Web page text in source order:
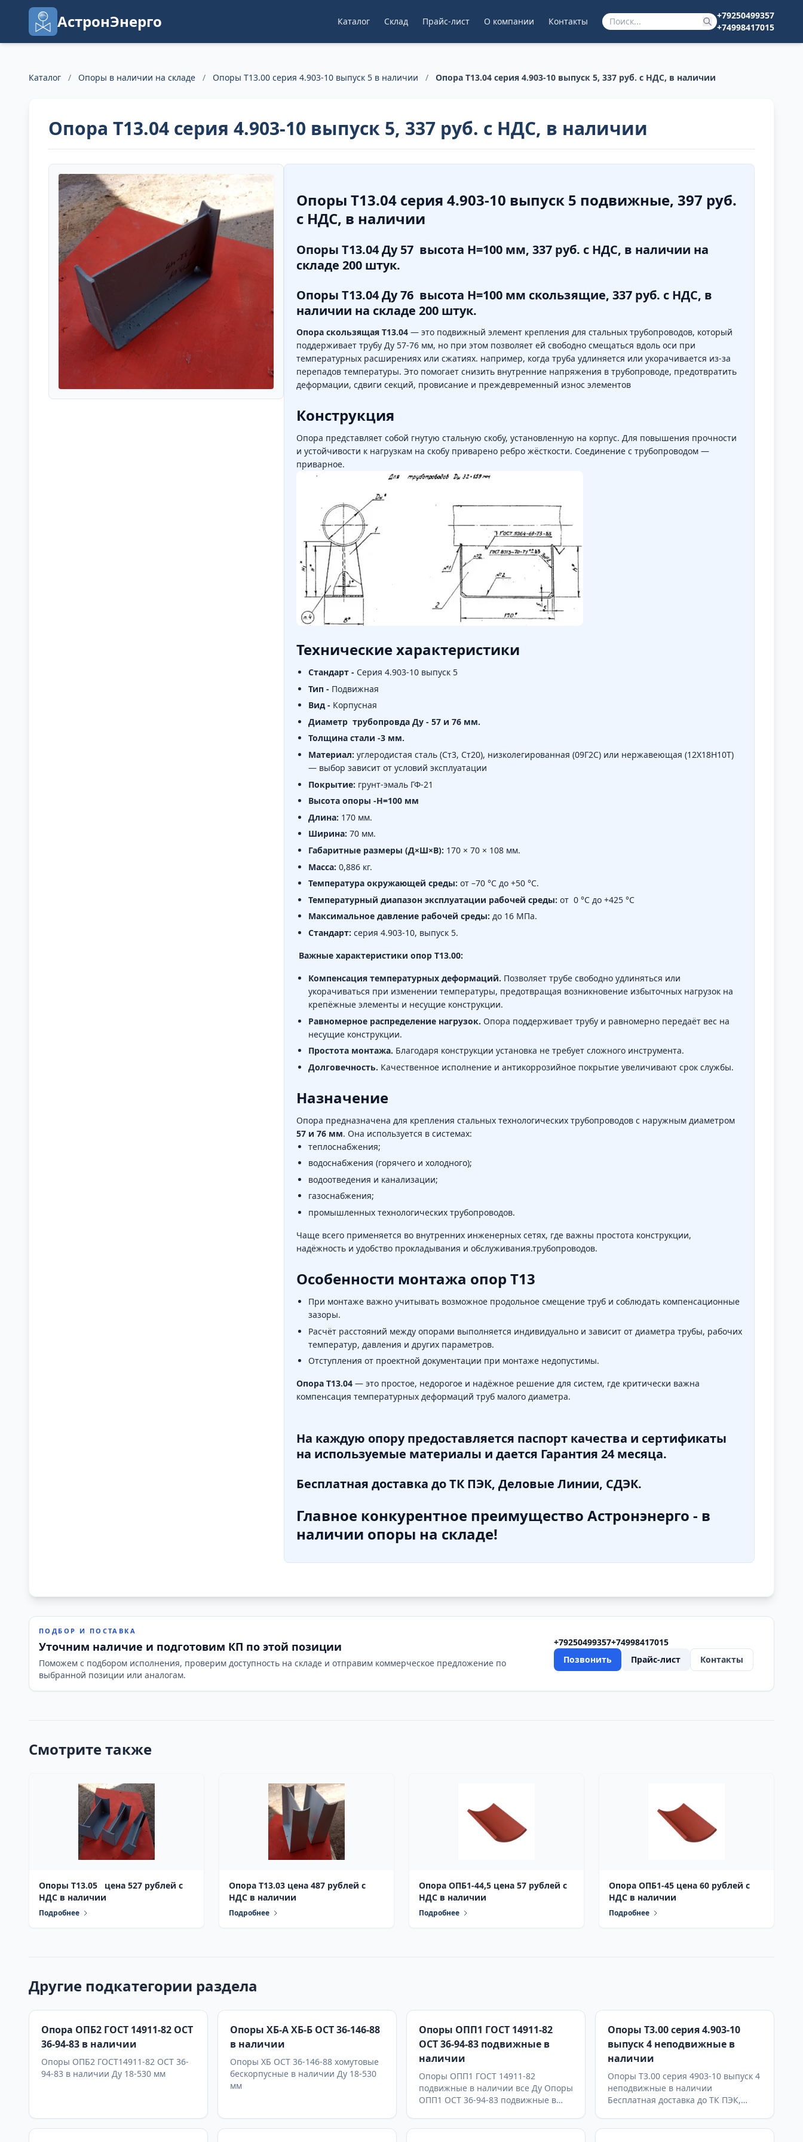
АстронЭнерго Каталог Склад Прайс-лист О компании Контакты
+79250499357
+74998417015
Каталог / Опоры в наличии на складе / Опоры Т13.00 серия 4.903-10 выпуск 5 в наличии / Опора Т13.04 серия 4.903-10 выпуск 5, 337 руб. с НДС, в наличии
Опора Т13.04 серия 4.903-10 выпуск 5, 337 руб. с НДС, в наличии
Опоры Т13.04 серия 4.903-10 выпуск 5 подвижные, 397 руб.
с НДС, в наличии
Опоры Т13.04 Ду 57 высота Н=100 мм, 337 руб. с НДС, в наличии на
складе 200 штук.
Опоры Т13.04 Ду 76 высота Н=100 мм скользящие, 337 руб. с НДС, в
наличии на складе 200 штук.
Опора скользящая Т13.04 — это подвижный элемент крепления для стальных трубопроводов, который
поддерживает трубу Ду 57-76 мм, но при этом позволяет ей свободно смещаться вдоль оси при
температурных расширениях или сжатиях. например, когда труба удлиняется или укорачивается из-за
перепадов температуры. Это помогает снизить внутренние напряжения в трубопроводе, предотвратить
деформации, сдвиги секций, провисание и преждевременный износ элементов
Конструкция
Опора представляет собой гнутую стальную скобу, установленную на корпус. Для повышения прочности
и устойчивости к нагрузкам на скобу приварено ребро жёсткости. Соединение с трубопроводом —
приварное.
Технические характеристики
Стандарт - Серия 4.903-10 выпуск 5
Тип - Подвижная
Вид - Корпусная
Диаметр трубопровда Ду - 57 и 76 мм.
Толщина стали -3 мм.
Материал: углеродистая сталь (Ст3, Ст20), низколегированная (09Г2С) или нержавеющая (12Х18Н10Т)
— выбор зависит от условий эксплуатации
Покрытие: грунт-эмаль ГФ-21
Высота опоры -Н=100 мм
Длина: 170 мм.
Ширина: 70 мм.
Габаритные размеры (Д×Ш×В): 170 × 70 × 108 мм.
Масса: 0,886 кг.
Температура окружающей среды: от –70 °C до +50 °C.
Температурный диапазон эксплуатации рабочей среды: от 0 °C до +425 °C
Максимальное давление рабочей среды: до 16 МПа.
Стандарт: серия 4.903-10, выпуск 5.
Важные характеристики опор Т13.00:
Компенсация температурных деформаций. Позволяет трубе свободно удлиняться или
укорачиваться при изменении температуры, предотвращая возникновение избыточных нагрузок на
крепёжные элементы и несущие конструкции.
Равномерное распределение нагрузок. Опора поддерживает трубу и равномерно передаёт вес на
несущие конструкции.
Простота монтажа. Благодаря конструкции установка не требует сложного инструмента.
Долговечность. Качественное исполнение и антикоррозийное покрытие увеличивают срок службы.
Назначение
Опора предназначена для крепления стальных технологических трубопроводов с наружным диаметром
57 и 76 мм. Она используется в системах:
теплоснабжения;
водоснабжения (горячего и холодного);
водоотведения и канализации;
газоснабжения;
промышленных технологических трубопроводов.
Чаще всего применяется во внутренних инженерных сетях, где важны простота конструкции,
надёжность и удобство прокладывания и обслуживания.трубопроводов.
Особенности монтажа опор Т13
При монтаже важно учитывать возможное продольное смещение труб и соблюдать компенсационные
зазоры.
Расчёт расстояний между опорами выполняется индивидуально и зависит от диаметра трубы, рабочих
температур, давления и других параметров.
Отступления от проектной документации при монтаже недопустимы.
Опора Т13.04 — это простое, недорогое и надёжное решение для систем, где критически важна
компенсация температурных деформаций труб малого диаметра.
На каждую опору предоставляется паспорт качества и сертификаты
на используемые материалы и дается Гарантия 24 месяца.
Бесплатная доставка до ТК ПЭК, Деловые Линии, СДЭК.
Главное конкурентное преимущество Астронэнерго - в
наличии опоры на складе!
ПОДБОР И ПОСТАВКА
Уточним наличие и подготовим КП по этой позиции
Поможем с подбором исполнения, проверим доступность на складе и отправим коммерческое предложение по
выбранной позиции или аналогам.
+79250499357+74998417015
Позвонить
Прайс-лист Контакты
Смотрите также
Опоры Т13.05 цена 527 рублей с
НДС в наличии
Подробнее
Опора Т13.03 цена 487 рублей с
НДС в наличии
Подробнее
Опора ОПБ1-44,5 цена 57 рублей с
НДС в наличии
Подробнее
Опора ОПБ1-45 цена 60 рублей с
НДС в наличии
Подробнее
Другие подкатегории раздела
Опора ОПБ2 ГОСТ 14911-82 ОСТ
36-94-83 в наличии
Опоры ОПБ2 ГОСТ14911-82 ОСТ 36-
94-83 в наличии Ду 18-530 мм
Опоры ХБ-А ХБ-Б ОСТ 36-146-88
в наличии
Опоры ХБ ОСТ 36-146-88 хомутовые
бескорпусные в наличии Ду 18-530
мм
Опоры ОПП1 ГОСТ 14911-82
ОСТ 36-94-83 подвижные в
наличии
Опоры ОПП1 ГОСТ 14911-82
подвижные в наличии все Ду Опоры
ОПП1 ОСТ 36-94-83 подвижные в
Опоры Т3.00 серия 4.903-10
выпуск 4 неподвижные в
наличии
Опоры Т3.00 серия 4903-10 выпуск 4
неподвижные в наличии
Бесплатная доставка до ТК ПЭК,